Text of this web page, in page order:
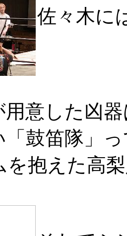
佐々木に
意した凶
「鼓笛隊」
を抱えた高